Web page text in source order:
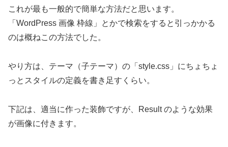
これが最も一般的で簡単な方法だと思います。
「WordPress 画像 枠線」とかで検索をすると引っかかる
のは概ねこの方法でした。
やり方は、テーマ（子テーマ）の「style.css」にちょちょ
っとスタイルの定義を書き足すくらい。
下記は、適当に作った装飾ですが、Result のような効果
が画像に付きます。